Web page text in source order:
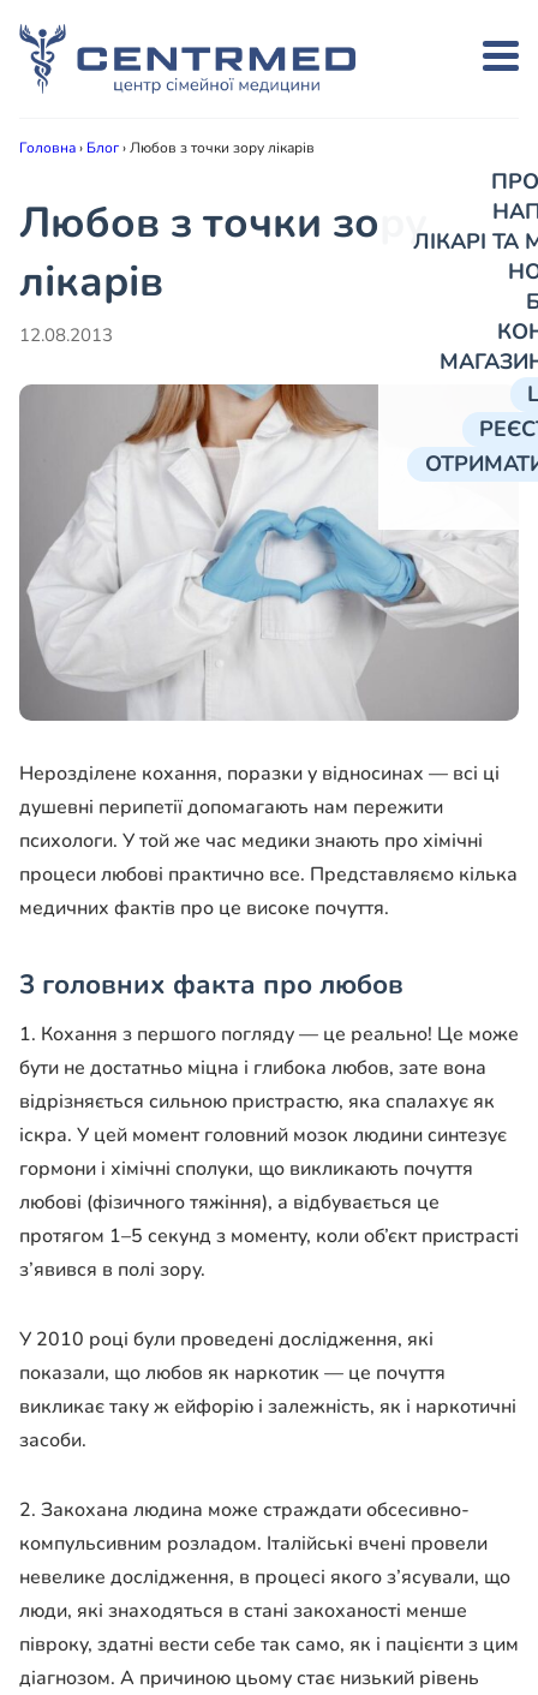
ЛІКАРІ
Головна› Блог›Любов з точки зору лікарів
Любов з точки зору
лікарів
12.08.2013
Нерозділене кохання, поразки у відносинах — всі ці
душевні перипетії допомагають нам пережити
психологи. У той же час медики знають про хімічні
процеси любові практично все. Представляємо кілька
медичних фактів про це високе почуття.
3 головних факта про любов
1. Кохання з першого погляду — це реально! Це може
бути не достатньо міцна і глибока любов, зате вона
відрізняється сильною пристрастю, яка спалахує як
іскра. У цей момент головний мозок людини синтезує
гормони і хімічні сполуки, що викликають почуття
любові (фізичного тяжіння), а відбувається це
протягом 1–5 секунд з моменту, коли об’єкт пристрасті
з’явився в полі зору.
У 2010 році були проведені дослідження, які
показали, що любов як наркотик — це почуття
викликає таку ж ейфорію і залежність, як і наркотичні
засоби.
2. Закохана людина може страждати обсесивно-
компульсивним розладом. Італійські вчені провели
невелике дослідження, в процесі якого з’ясували, що
люди, які знаходяться в стані закоханості менше
півроку, здатні вести себе так само, як і пацієнти з цим
діагнозом. А причиною цьому стає низький рівень